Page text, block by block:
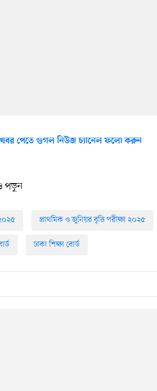
পেতে গুগল নিউজ চ্যানেল ফলো করুন
পড়ুন
প্রাথমিক ও জুনিয়র বৃত্তি পরীক্ষা ২০২৫
ঢাকা শিক্ষা বোর্ড